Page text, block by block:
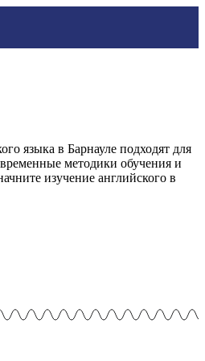
языка в Барнауле подходят для
методики обучения и
изучение английского в